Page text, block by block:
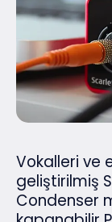
Vokalleri ve
geliştirilmiş
Condenser